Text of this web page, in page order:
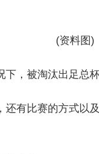
(资料图)
，被淘汰出足总
还有比赛的方式以